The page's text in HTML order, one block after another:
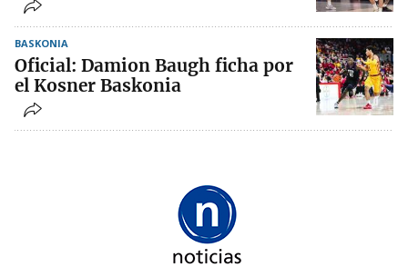
BASKONIA
Oficial: Damion Baugh ficha por
el Kosner Baskonia